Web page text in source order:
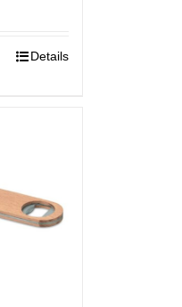
Details